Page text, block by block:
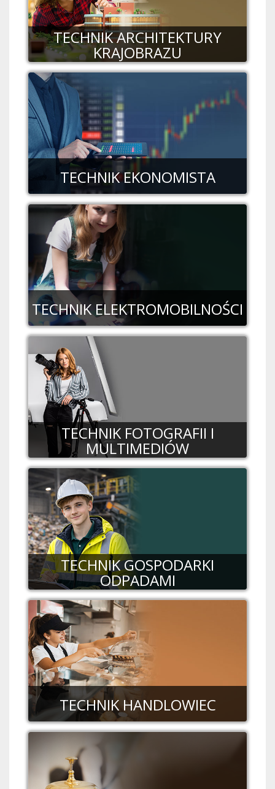
TECHNIK ARCHITEKTURY
KRAJOBRAZU
TECHNIK EKONOMISTA
TECHNIK ELEKTROMOBILNOŚCI
TECHNIK FOTOGRAFII I
MULTIMEDIÓW
TECHNIK GOSPODARKI
ODPADAMI
TECHNIK HANDLOWIEC